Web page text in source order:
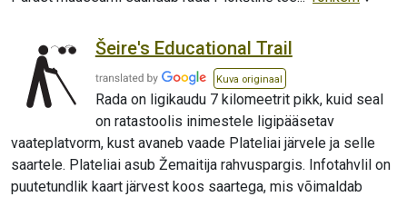
Šeire's Educational Trail
Kuva originaal
Rada on ligikaudu 7 kilomeetrit pikk, kuid seal
on ratastoolis inimestele ligipääsetav
vaateplatvorm, kust avaneb vaade Plateliai järvele ja selle
saartele. Plateliai asub Žemaitija rahvuspargis. Infotahvlil on
puutetundlik kaart järvest koos saartega, mis võimaldab